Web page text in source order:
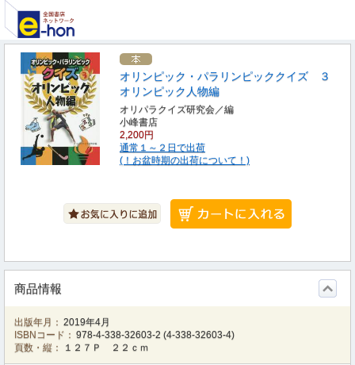
オリンピック・パラリンピッククイズ ３
オリンピック人物編
オリパラクイズ研究会／編
小峰書店
2,200円
通常１～２日で出荷
(！お盆時期の出荷について！)
商品情報
出版年月： 2019年4月
ISBNコード： 978-4-338-32603-2 (4-338-32603-4)
頁数・縦：
１２７Ｐ ２２ｃｍ